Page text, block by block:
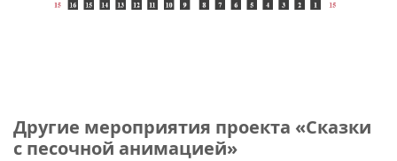
Другие мероприятия проекта «Сказки
с песочной анимацией»